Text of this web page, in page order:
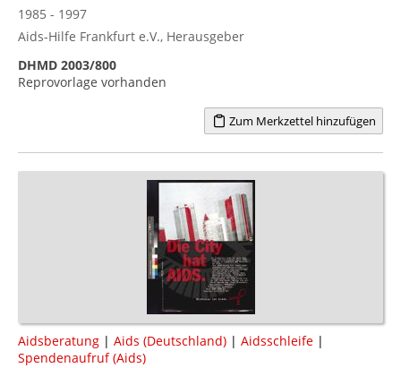
1985 - 1997
Aids-Hilfe Frankfurt e.V., Herausgeber
DHMD 2003/800
Reprovorlage vorhanden
Zum Merkzettel hinzufügen
Aidsberatung | Aids (Deutschland) | Aidsschleife |
Spendenaufruf (Aids)